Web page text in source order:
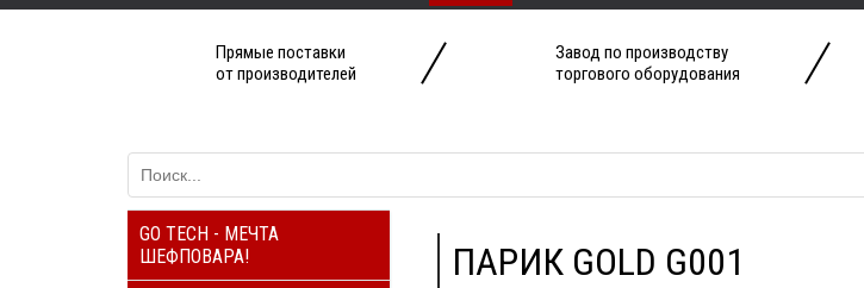
Прямые поставки
от производителей
Завод по производству
торгового оборудования
GO TECH - МЕЧТА
ШЕФПОВАРА!
ПАРИК GOLD G001